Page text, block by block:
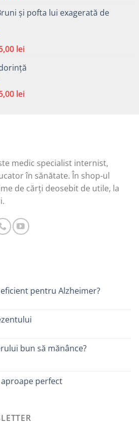
lei.
este:
și pofta lui exagerată de
lei.
leiPrețul
este:
leiPrețul
medic specialist internist,
în sănătate. În shop-ul
de cărți deosebit de utile, la
pentru Alzheimer?
bun să mănânce?
perfect